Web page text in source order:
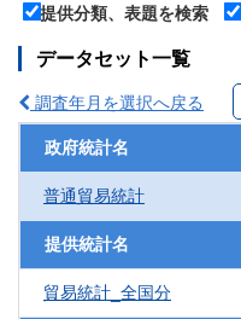
提供分類、表題を検索
データセット一覧
調査年月を選択へ戻る
政府統計名
普通貿易統計
提供統計名
貿易統計_全国分